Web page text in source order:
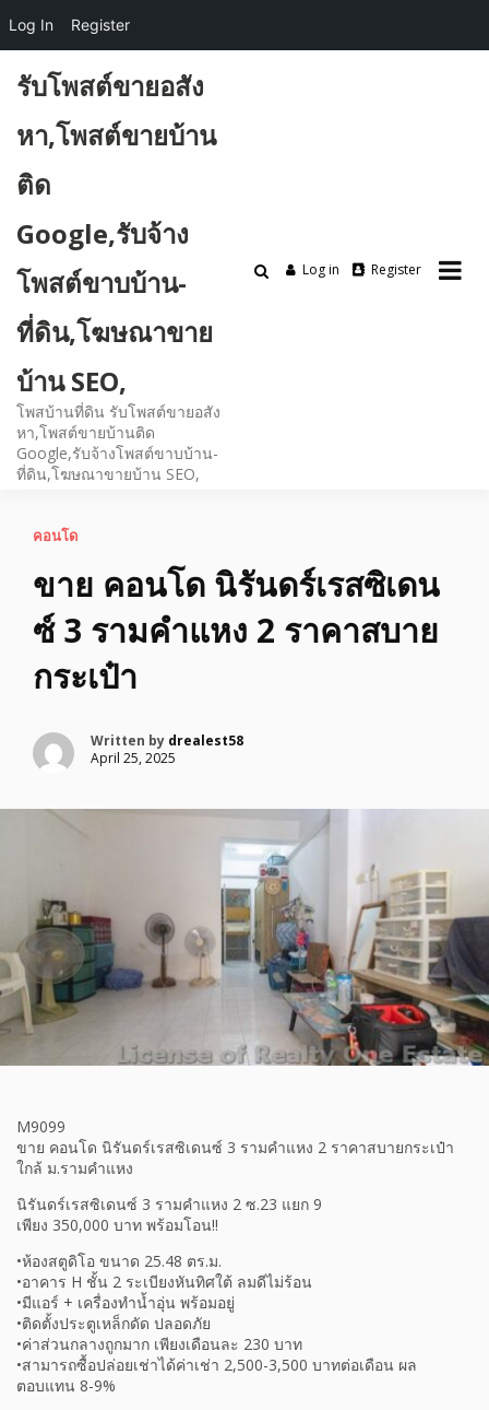
content
รับโพสต์ขายอสัง
หา,โพสต์ขายบ้าน
ติด
Google,รับจ้าง
โพสต์ขาบบ้าน-
ที่ดิน,โฆษณาขาย
บ้าน SEO,
โพสบ้านที่ดิน รับโพสต์ขายอสัง
หา,โพสต์ขายบ้านติด
Google,รับจ้างโพสต์ขาบบ้าน-
ที่ดิน,โฆษณาขายบ้าน SEO,
Log in Register
คอนโด
ขาย คอนโด นิรันดร์เรสซิเดน
ซ์ 3 รามคำแหง 2 ราคาสบาย
กระเป๋า
Written by drealest58
April 25, 2025
M9099
ขาย คอนโด นิรันดร์เรสซิเดนซ์ 3 รามคำแหง 2 ราคาสบายกระเป๋า
ใกล้ ม.รามคำแหง
นิรันดร์เรสซิเดนซ์ 3 รามคำแหง 2 ซ.23 แยก 9
เพียง 350,000 บาท พร้อมโอน!!
•ห้องสตูดิโอ ขนาด 25.48 ตร.ม.
•อาคาร H ชั้น 2 ระเบียงหันทิศใต้ ลมดีไม่ร้อน
•มีแอร์ + เครื่องทำน้ำอุ่น พร้อมอยู่
•ติดตั้งประตูเหล็กดัด ปลอดภัย
•ค่าส่วนกลางถูกมาก เพียงเดือนละ 230 บาท
•สามารถซื้อปล่อยเช่าได้ค่าเช่า 2,500-3,500 บาทต่อเดือน ผล
ตอบแทน 8-9%
Log In Register